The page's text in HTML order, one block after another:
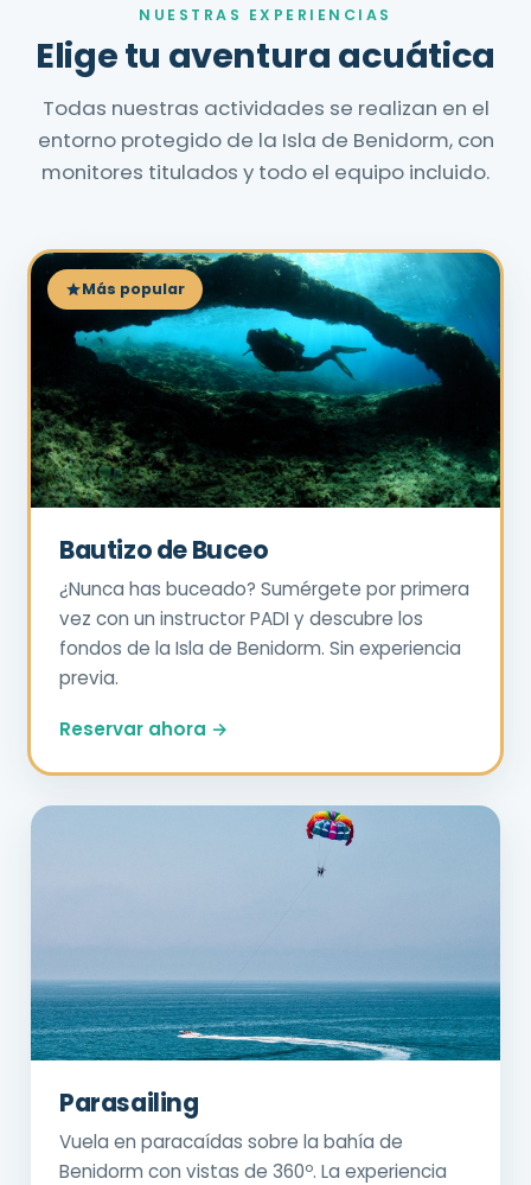
NUESTRAS EXPERIENCIAS
Elige tu aventura acuática
Todas nuestras actividades se realizan en el
entorno protegido de la Isla de Benidorm, con
monitores titulados y todo el equipo incluido.
Más popular
Bautizo de Buceo
¿Nunca has buceado? Sumérgete por primera
vez con un instructor PADI y descubre los
fondos de la Isla de Benidorm. Sin experiencia
previa.
Reservar ahora →
Parasailing
Vuela en paracaídas sobre la bahía de
Benidorm con vistas de 360º. La experiencia